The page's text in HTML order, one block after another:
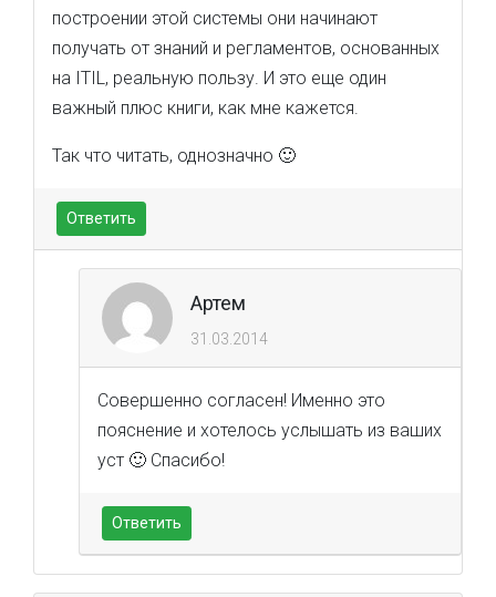
построении этой системы они начинают
получать от знаний и регламентов, основанных
на ITIL, реальную пользу. И это еще один
важный плюс книги, как мне кажется.
Так что читать, однозначно 🙂
Ответить
Артем
31.03.2014
Совершенно согласен! Именно это
пояснение и хотелось услышать из ваших
уст 🙂 Спасибо!
Ответить